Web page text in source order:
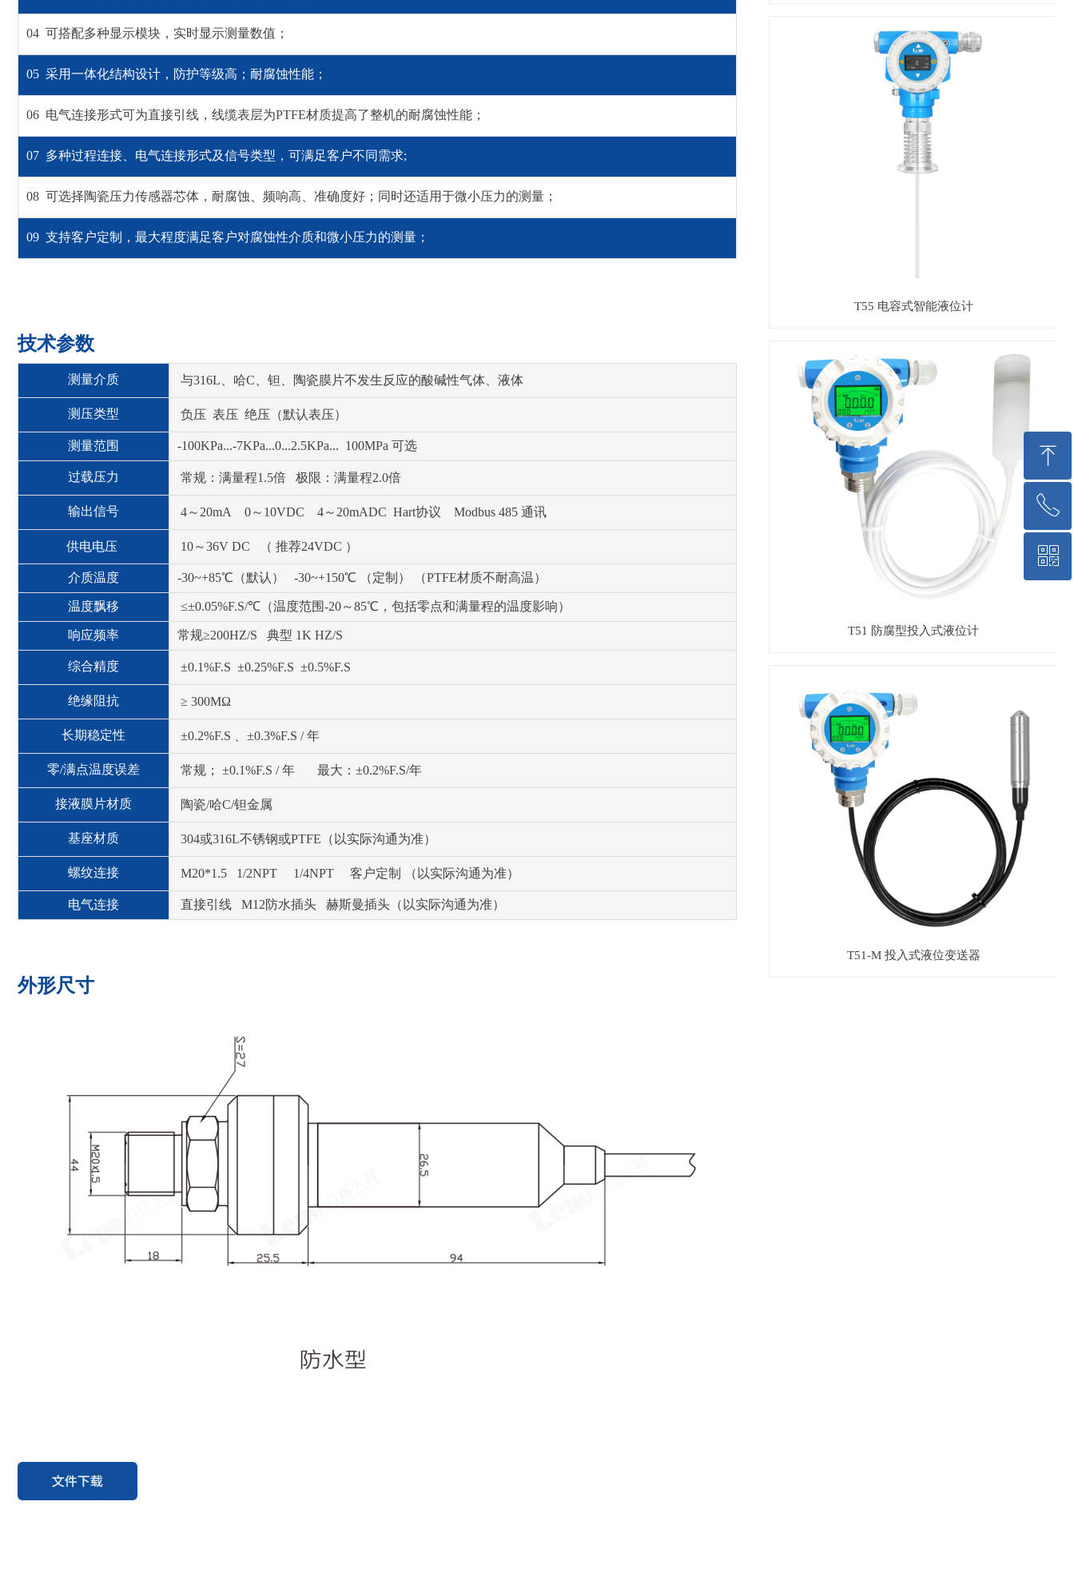
04 可搭配多种显示模块，实时显示测量数值；
05 采用一体化结构设计，防护等级高；耐腐蚀性能；
06 电气连接形式可为直接引线，线缆表层为PTFE材质提高了整机的耐腐蚀性能；
07 多种过程连接、电气连接形式及信号类型，可满足客户不同需求;
08 可选择陶瓷压力传感器芯体，耐腐蚀、频响高、准确度好；同时还适用于微小压力的测量；
09 支持客户定制，最大程度满足客户对腐蚀性介质和微小压力的测量；
技术参数
测量介质 与316L、哈C、钽、陶瓷膜片不发生反应的酸碱性气体、液体
测压类型 负压 表压 绝压（默认表压）
测量范围 -100KPa...-7KPa...0...2.5KPa... 100MPa 可选
过载压力 常规：满量程1.5倍 极限：满量程2.0倍
输出信号 4～20mA 0～10VDC 4～20mADC Hart协议 Modbus 485 通讯
供电电压 10～36V DC （ 推荐24VDC ）
介质温度 -30~+85℃（默认） -30~+150℃ （定制） （PTFE材质不耐高温）
温度飘移 ≤±0.05%F.S/℃（温度范围-20～85℃，包括零点和满量程的温度影响）
响应频率 常规≥200HZ/S 典型 1K HZ/S
综合精度 ±0.1%F.S ±0.25%F.S ±0.5%F.S
绝缘阻抗 ≥ 300MΩ
长期稳定性 ±0.2%F.S 、±0.3%F.S / 年
零/满点温度误差 常规； ±0.1%F.S / 年 最大：±0.2%F.S/年
接液膜片材质 陶瓷/哈C/钽金属
基座材质 304或316L不锈钢或PTFE（以实际沟通为准）
螺纹连接 M20*1.5 1/2NPT 1/4NPT 客户定制 （以实际沟通为准）
电气连接 直接引线 M12防水插头 赫斯曼插头（以实际沟通为准）
外形尺寸
T55 电容式智能液位计
T51 防腐型投入式液位计
T51-M 投入式液位变送器
ꁸ
回到顶部
ꂅ
400-801-8633
ꀥ